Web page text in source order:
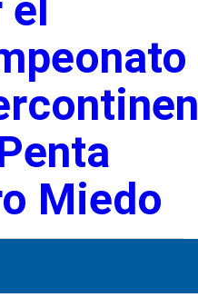
el
Miedo